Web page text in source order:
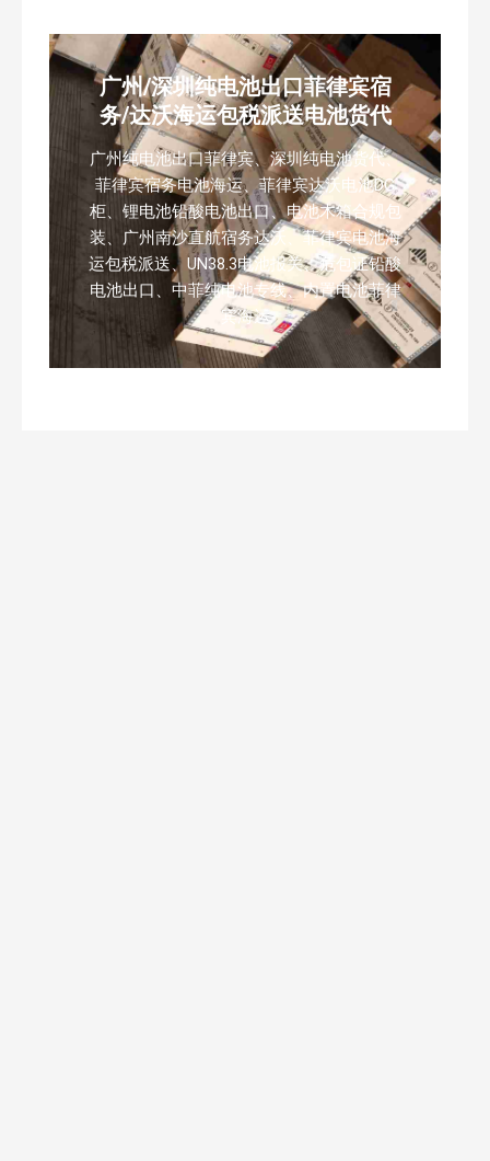
广州/深圳纯电池出口菲律宾宿
务/达沃海运包税派送电池货代
广州纯电池出口菲律宾、深圳纯电池货代、
菲律宾宿务电池海运、菲律宾达沃电池DG
柜、锂电池铅酸电池出口、电池木箱合规包
装、广州南沙直航宿务达沃、菲律宾电池海
运包税派送、UN38.3电池报关、危包证铅酸
电池出口、中菲纯电池专线、内置电池菲律
宾海运